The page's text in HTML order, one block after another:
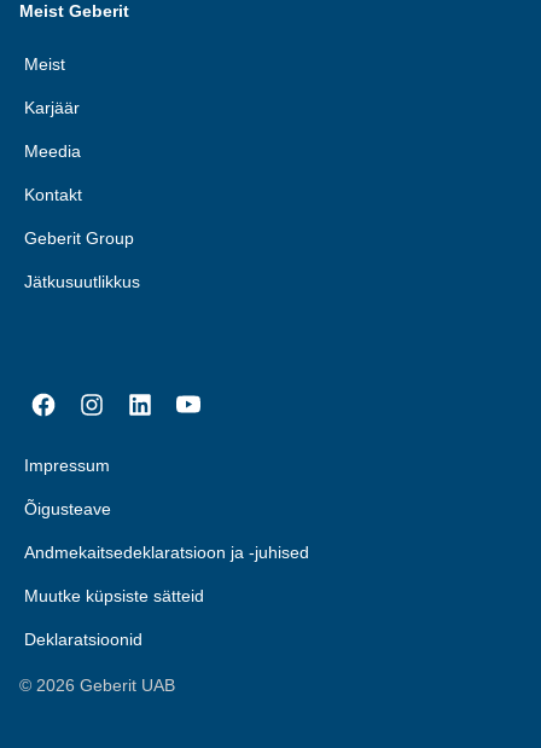
Meist Geberit
Meist
Karjäär
Meedia
Kontakt
Geberit Group
Jätkusuutlikkus
Impressum
Õigusteave
Andmekaitsedeklaratsioon ja -juhised
Muutke küpsiste sätteid
Deklaratsioonid
© 2026 Geberit UAB